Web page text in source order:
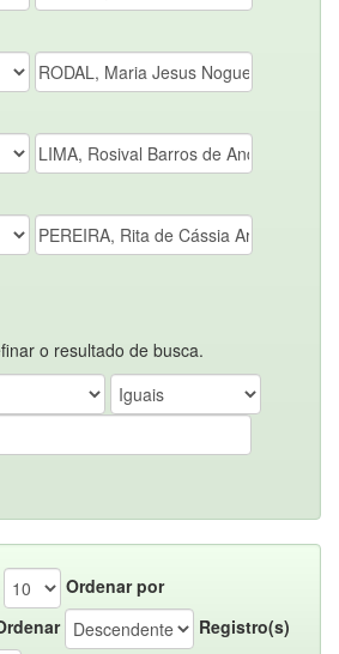
o resultado de busca.
Ordenar por
Registro(s)